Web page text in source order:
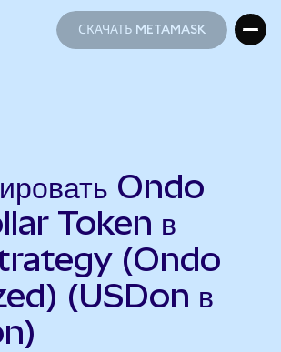
СКАЧАТЬ METAMASK
Ondo
Token в
(Ondo
(USDon в